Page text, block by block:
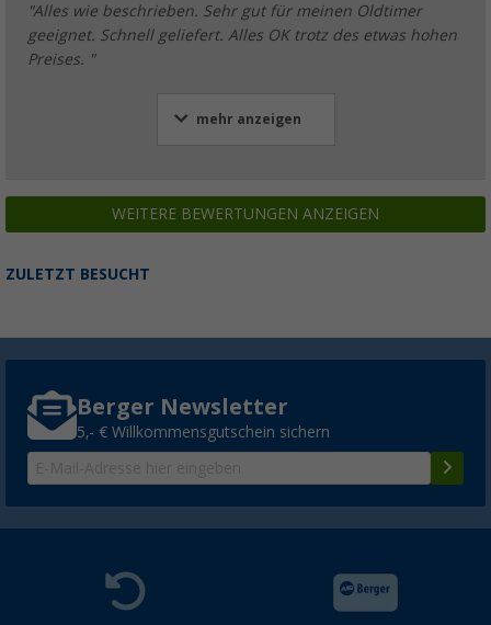
"Alles wie beschrieben. Sehr gut für meinen Oldtimer
geeignet. Schnell geliefert. Alles OK trotz des etwas hohen
Preises. "
mehr anzeigen
WEITERE BEWERTUNGEN ANZEIGEN
ZULETZT BESUCHT
Berger Newsletter
5,- € Willkommensgutschein sichern